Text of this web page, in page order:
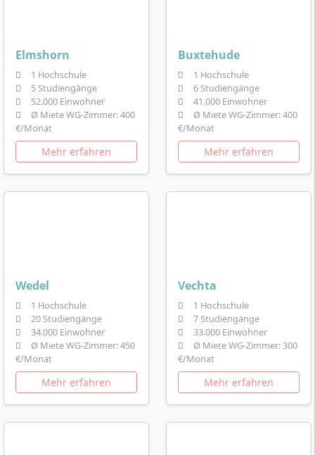
Elmshorn
1 Hochschule
5 Studiengänge
52.000 Einwohner
Ø Miete WG-Zimmer: 400
€/Monat
Mehr erfahren
Buxtehude
1 Hochschule
6 Studiengänge
41.000 Einwohner
Ø Miete WG-Zimmer: 400
€/Monat
Mehr erfahren
Wedel
1 Hochschule
20 Studiengänge
34.000 Einwohner
Ø Miete WG-Zimmer: 450
€/Monat
Mehr erfahren
Vechta
1 Hochschule
7 Studiengänge
33.000 Einwohner
Ø Miete WG-Zimmer: 300
€/Monat
Mehr erfahren